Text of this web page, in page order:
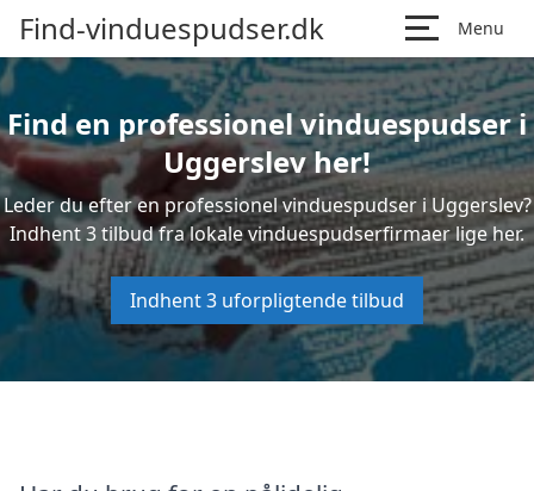
Find-vinduespudser.dk Menu
Find en professionel vinduespudser i
Uggerslev her!
Leder du efter en professionel vinduespudser i Uggerslev?
Indhent 3 tilbud fra lokale vinduespudserfirmaer lige her.
Indhent 3 uforpligtende tilbud